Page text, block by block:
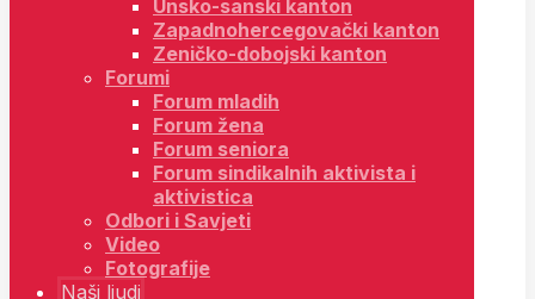
Unsko-sanski kanton
Zapadnohercegovački kanton
Zeničko-dobojski kanton
Forumi
Forum mladih
Forum žena
Forum seniora
Forum sindikalnih aktivista i
aktivistica
Odbori i Savjeti
Video
Fotografije
Naši ljudi